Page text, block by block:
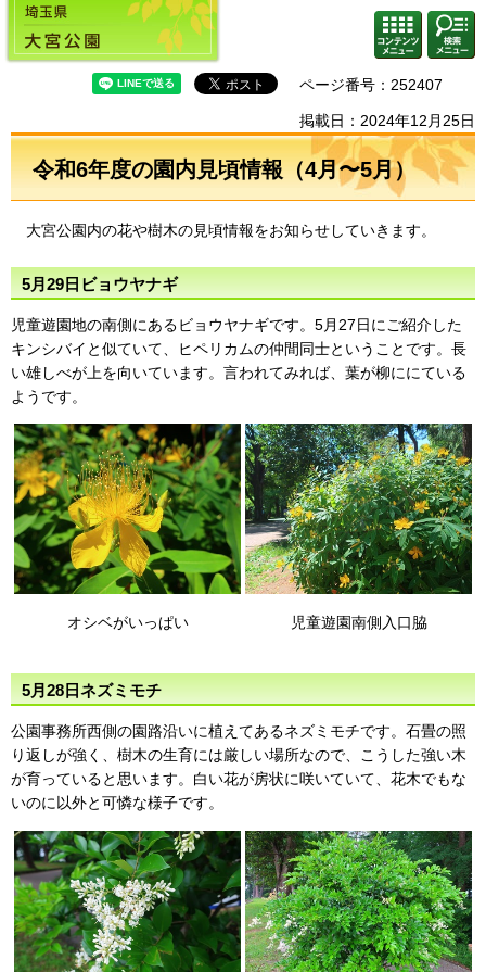
埼玉県 大宮公園
コンテ
ンツメ
ニュー
検索・
共通メ
ニュー
ページ番号：252407
掲載日：2024年12月25日
令和6年度の園内見頃情報（4月〜5月）
大宮公園内の花や樹木の見頃情報をお知らせしていきます。
5月29日ビョウヤナギ
児童遊園地の南側にあるビョウヤナギです。5月27日にご紹介した
キンシバイと似ていて、ヒペリカムの仲間同士ということです。長
い雄しべが上を向いています。言われてみれば、葉が柳ににている
ようです。
オシベがいっぱい 児童遊園南側入口脇
5月28日ネズミモチ
公園事務所西側の園路沿いに植えてあるネズミモチです。石畳の照
り返しが強く、樹木の生育には厳しい場所なので、こうした強い木
が育っていると思います。白い花が房状に咲いていて、花木でもな
いのに以外と可憐な様子です。